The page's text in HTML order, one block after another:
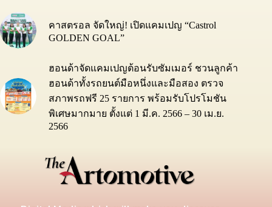
คาสตรอล จัดใหญ่! เปิดแคมเปญ “Castrol
GOLDEN GOAL”
ฮอนด้าจัดแคมเปญต้อนรับซัมเมอร์ ชวนลูกค้า
ฮอนด้าทั้งรถยนต์มือหนึ่งและมือสอง ตรวจ
สภาพรถฟรี 25 รายการ พร้อมรับโปรโมชัน
พิเศษมากมาย ตั้งแต่ 1 มี.ค. 2566 – 30 เม.ย.
2566